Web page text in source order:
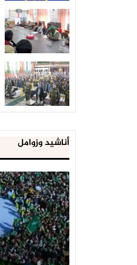
أناشيد وزوامل
العدو
الإسرائيلي
اعتقل
543
طفلا
فلسطينيا
خلال
يناير 31, 2021